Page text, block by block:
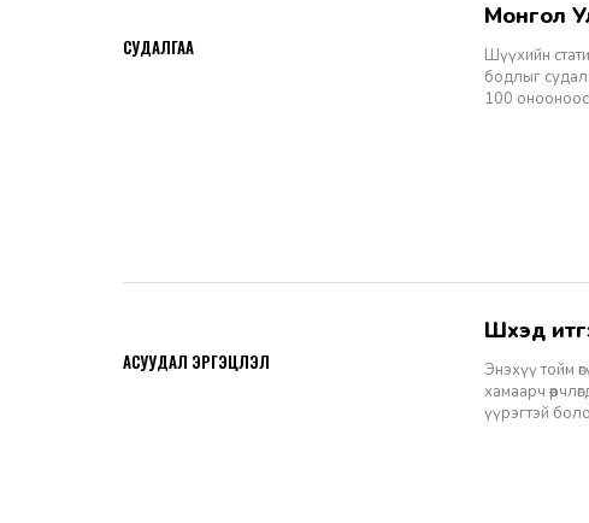
Монгол
Шүүхийн
бодлыг
100
СУДАЛГАА
Шүүхэд
Энэхүү тойм
хамаарч
үүрэгтэй
АСУУДАЛ ЭРГЭЦҮҮЛЭЛ